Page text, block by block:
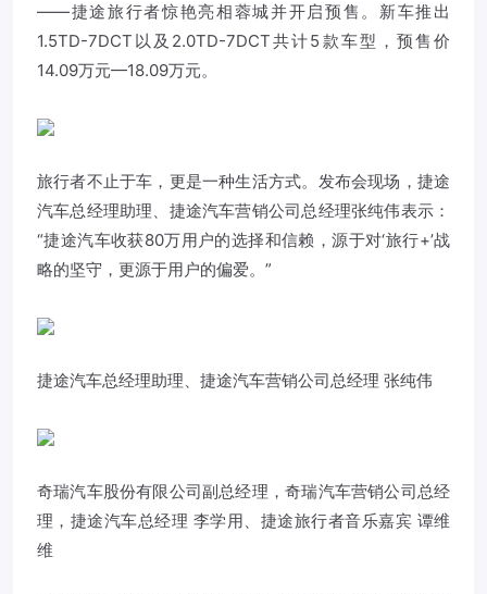
——捷途旅行者惊艳亮相蓉城并开启预售。新车推出
1.5TD-7DCT以及2.0TD-7DCT共计5款车型，预售价
14.09万元—18.09万元。
旅行者不止于车，更是一种生活方式。发布会现场，捷途
汽车总经理助理、捷途汽车营销公司总经理张纯伟表示：
“捷途汽车收获80万用户的选择和信赖，源于对‘旅行+’战
略的坚守，更源于用户的偏爱。”
捷途汽车总经理助理、捷途汽车营销公司总经理 张纯伟
奇瑞汽车股份有限公司副总经理，奇瑞汽车营销公司总经
理，捷途汽车总经理 李学用、捷途旅行者音乐嘉宾 谭维
维